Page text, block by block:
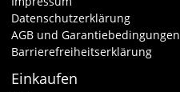
Datenschutzerklärung
AGB und Garantiebedingungen
Barrierefreiheitserklärung
Einkaufen